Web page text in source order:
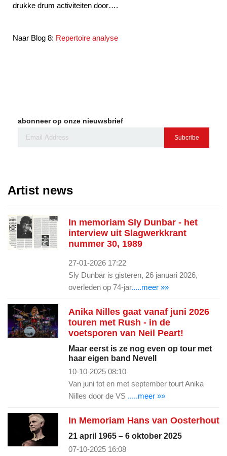
drukke drum activiteiten door….
Naar Blog 8: Repertoire analyse
abonneer op onze nieuwsbrief
Subcribe
Artist news
In memoriam Sly Dunbar - het
interview uit Slagwerkkrant
nummer 30, 1989
27-01-2026 17:22
Sly Dunbar is gisteren, 26 januari 2026,
overleden op 74-jar.....meer »»
Anika Nilles gaat vanaf juni 2026
touren met Rush - in de
voetsporen van Neil Peart!
Maar eerst is ze nog even op tour met
haar eigen band Nevell
10-10-2025 08:10
Van juni tot en met september tourt Anika
Nilles door de VS .....meer »»
In Memoriam Hans van Oosterhout
21 april 1965 – 6 oktober 2025
07-10-2025 16:08